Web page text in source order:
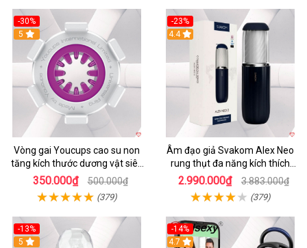
-30%
5
Vòng gai Youcups cao su non
tăng kích thước dương vật siêu
kích thích
350.000₫ 500.000₫
(379)
-23%
4.4
Âm đạo giả Svakom Alex Neo
rung thụt đa năng kích thích
mạnh
2.990.000₫ 3.883.000₫
(379)
-13%
5
-14%
4.7